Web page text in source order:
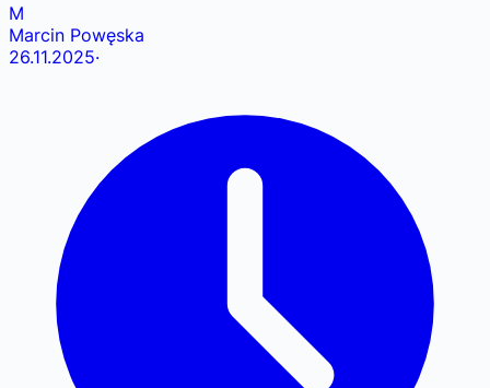
M
Marcin Powęska
26.11.2025·